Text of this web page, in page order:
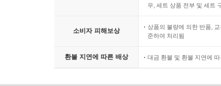
우, 세트 상품 전부 및 세트
소비자 피해보상
상품의 불량에 의한 반품,
준하여 처리됨
환불 지연에 따른 배상 대금 환불 및 환불 지연에